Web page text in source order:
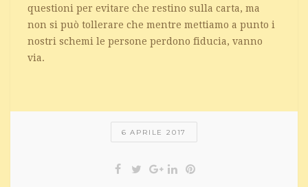
questioni per evitare che restino sulla carta, ma
non si può tollerare che mentre mettiamo a punto i
nostri schemi le persone perdono fiducia, vanno
via.
6 APRILE 2017